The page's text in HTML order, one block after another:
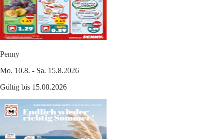
Penny
Mo. 10.8. - Sa. 15.8.2026
Gültig bis 15.08.2026